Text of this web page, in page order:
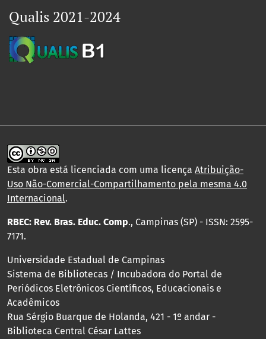
Qualis 2021-2024
Esta obra está licenciada com uma licença Atribuição-
Uso Não-Comercial-Compartilhamento pela mesma 4.0
Internacional.
RBEC: Rev. Bras. Educ. Comp., Campinas (SP) - ISSN: 2595-
7171.
Universidade Estadual de Campinas
Sistema de Bibliotecas / Incubadora do Portal de
Periódicos Eletrônicos Científicos, Educacionais e
Acadêmicos
Rua Sérgio Buarque de Holanda, 421 - 1º andar -
Biblioteca Central César Lattes